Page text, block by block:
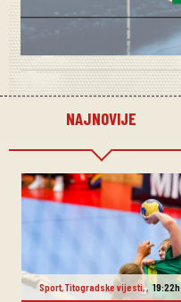
NAJNOVIJE
Sport,Titogradske vijesti,, 19:22h